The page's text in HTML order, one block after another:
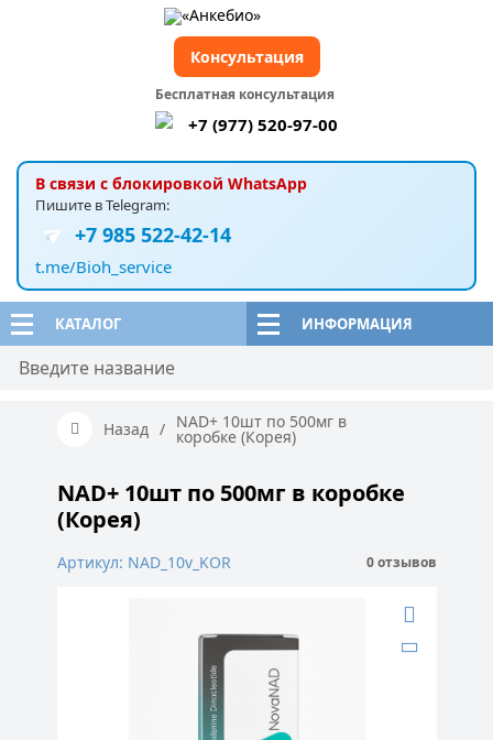
КАТАЛОГ ИНФОРМАЦИЯ
В связи с блокировкой WhatsApp
Пишите в Telegram:
+7 985 522-42-14
t.me/Bioh_service
Бесплатная консультация
+7 (977) 520-97-00
Консультация
Назад / NAD+ 10шт по 500мг в
коробке (Корея)
NAD+ 10шт по 500мг в коробке
(Корея)
Артикул: NAD_10v_KOR 0 отзывов